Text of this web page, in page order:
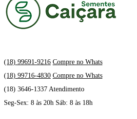
(18) 99691-9216 Compre no Whats
(18) 99716-4830 Compre no Whats
(18) 3646-1337 Atendimento
Seg-Sex: 8 às 20h Sáb: 8 às 18h